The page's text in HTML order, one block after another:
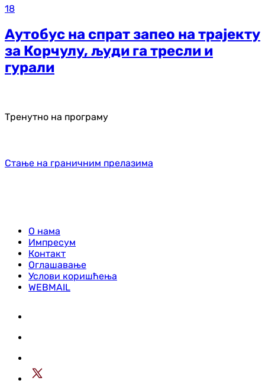
18
Аутобус на спрат запео на трајекту
за Корчулу, људи га тресли и
гурали
Тренутно на програму
Стање на граничним прелазима
О нама
Импресум
Контакт
Оглашавање
Услови коришћења
WEBMAIL